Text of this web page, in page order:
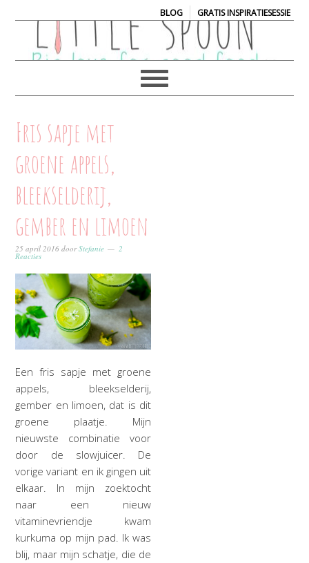
BLOG| GRATIS INSPIRATIESESSIE
Fris sapje met
groene appels,
bleekselderij,
gember en limoen
25 april 2016 doorStefanie 2
Reacties
Een fris sapje met groene
appels, bleekselderij,
gember en limoen, dat is dit
groene plaatje. Mijn
nieuwste combinatie voor
door de slowjuicer. De
vorige variant en ik gingen uit
elkaar. In mijn zoektocht
naar een nieuw
vitaminevriendje kwam
kurkuma op mijn pad. Ik was
blij, maar mijn schatje, die de